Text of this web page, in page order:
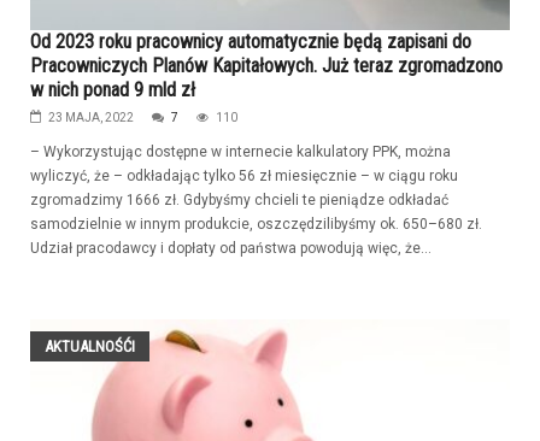
Od 2023 roku pracownicy automatycznie będą zapisani do
Pracowniczych Planów Kapitałowych. Już teraz zgromadzono
w nich ponad 9 mld zł
23 MAJA, 2022 7 110
– Wykorzystując dostępne w internecie kalkulatory PPK, można
wyliczyć, że – odkładając tylko 56 zł miesięcznie – w ciągu roku
zgromadzimy 1666 zł. Gdybyśmy chcieli te pieniądze odkładać
samodzielnie w innym produkcie, oszczędzilibyśmy ok. 650–680 zł.
Udział pracodawcy i dopłaty od państwa powodują więc, że...
AKTUALNOŚĆI